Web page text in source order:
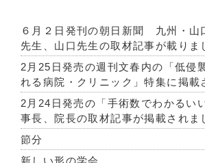
６月２日発刊の朝日新聞 九州・山
先生、山口先生の取材記事が載りま
2月25日発売の週刊文春内の「低侵
れる病院・クリニック」特集に掲載
2月24日発売の「手術数でわかるい
事長、院長の取材記事が掲載されま
節分
新しい形の学会